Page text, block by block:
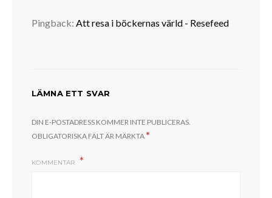
Pingback: Att resa i böckernas värld - Resefeed
LÄMNA ETT SVAR
DIN E-POSTADRESS KOMMER INTE PUBLICERAS.
OBLIGATORISKA FÄLT ÄR MÄRKTA*
KOMMENTAR